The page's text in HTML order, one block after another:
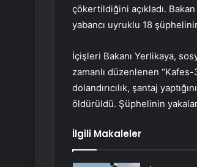
çökertildiğini açıkladı.
yabancı uyruklu 18
İçişleri Bakanı Yerlikaya,
zamanlı düzenlenen
dolandırıcılık, şantaj
öldürüldü. Şüphelinin
İlgili Makaleler